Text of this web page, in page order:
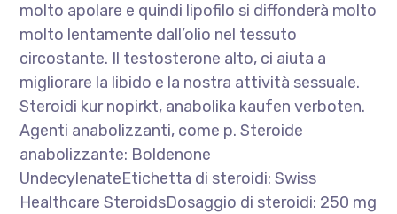
molto apolare e quindi lipofilo si diffonderà molto
molto lentamente dall’olio nel tessuto
circostante. Il testosterone alto, ci aiuta a
migliorare la libido e la nostra attività sessuale.
Steroidi kur nopirkt, anabolika kaufen verboten.
Agenti anabolizzanti, come p. Steroide
anabolizzante: Boldenone
UndecylenateEtichetta di steroidi: Swiss
Healthcare SteroidsDosaggio di steroidi: 250 mg